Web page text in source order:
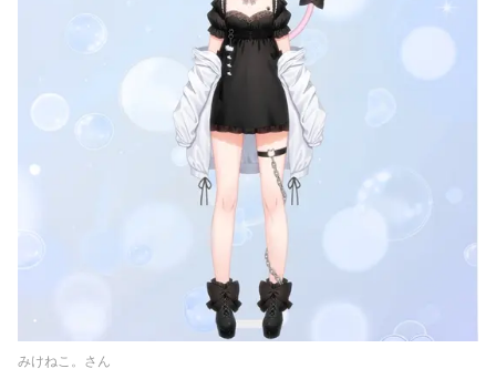
みけねこ。さん